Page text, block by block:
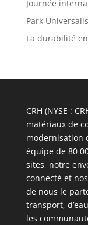
Journée
Park Universalis
La durabilité
CRH (NYSE :
matériaux de
modernisation
équipe de 80
sites, notre
connecté et
de nous le
transport,
les